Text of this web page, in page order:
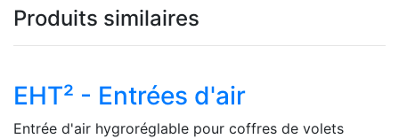
Produits similaires
EHT² - Entrées d'air
Entrée d'air hygroréglable pour coffres de volets